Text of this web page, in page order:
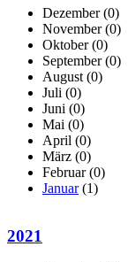
Dezember(0)
November(0)
Oktober(0)
September(0)
August (0)
Juli (0)
Juni (0)
Mai (0)
April (0)
März (0)
Februar(0)
Januar (1)
2021